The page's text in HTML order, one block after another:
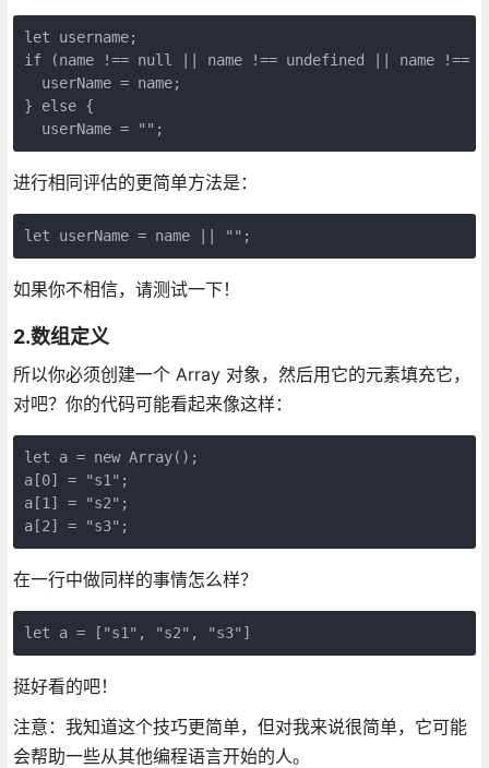
let username;
if (name !== null || name !== undefined || name
  userName = name;
} else {
  userName = "";
进行相同评估的更简单方法是：
let userName = name || "";
如果你不相信，请测试一下！
2.数组定义
所以你必须创建一个 Array 对象，然后用它的元素填充它，
对吧？你的代码可能看起来像这样：
let a = new Array();
a[0] = "s1";
a[1] = "s2";
a[2] = "s3";
在一行中做同样的事情怎么样？
let a = ["s1", "s2", "s3"]
挺好看的吧！
注意：我知道这个技巧更简单，但对我来说很简单，它可能
会帮助一些从其他编程语言开始的人。